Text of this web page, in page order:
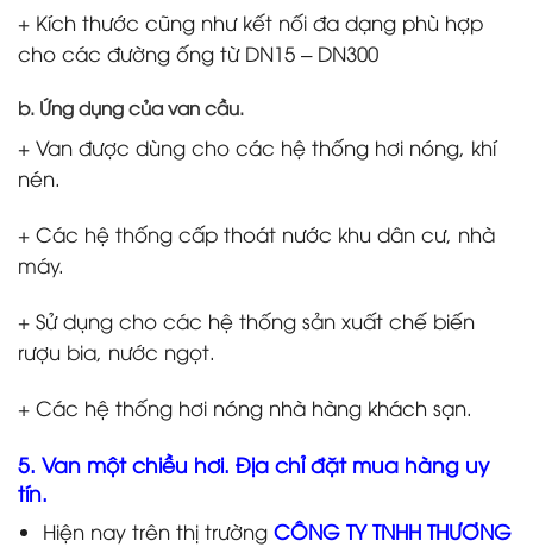
+ Kích thước cũng như kết nối đa dạng phù hợp
cho các đường ống từ DN15 – DN300
b. Ứng dụng của van cầu.
+ Van được dùng cho các hệ thống hơi nóng, khí
nén.
+ Các hệ thống cấp thoát nước khu dân cư, nhà
máy.
+ Sử dụng cho các hệ thống sản xuất chế biến
rượu bia, nước ngọt.
+ Các hệ thống hơi nóng nhà hàng khách sạn.
5. Van một chiều hơi. Địa chỉ đặt mua hàng uy
tín.
Hiện nay trên thị trường CÔNG TY TNHH THƯƠNG